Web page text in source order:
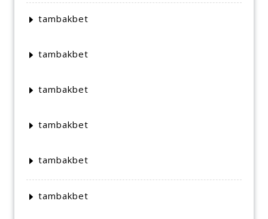
tambakbet
tambakbet
tambakbet
tambakbet
tambakbet
tambakbet